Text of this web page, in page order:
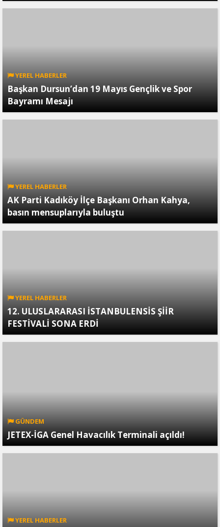
YEREL HABERLER
Başkan Dursun’dan 19 Mayıs Gençlik ve Spor
Bayramı Mesajı
YEREL HABERLER
AK Parti Kadıköy İlçe Başkanı Orhan Kahya,
basın mensuplarıyla buluştu
YEREL HABERLER
12. ULUSLARARASI İSTANBULENSİS ŞİİR
FESTİVALİ SONA ERDİ
GÜNDEM
JETEX-İGA Genel Havacılık Terminali açıldı!
YEREL HABERLER